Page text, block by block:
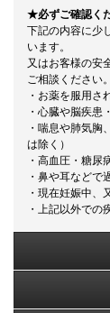
★必ずご確認く
下記の内容に少
います。
又はお客様の安
ご相談ください。
・お薬を服用さ
・心臓や脳疾患
・喘息や肺気
は除く）
・高血圧・糖尿
・鼻や耳などで
・現在妊娠中、
・上記以外での